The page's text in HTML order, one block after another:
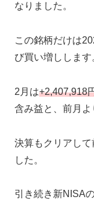
なりました。
この銘柄だけは
び買い増しします
2月は+2,407,918
含み益と、前月よ
決算もクリアし
した。
引き続き新NISA